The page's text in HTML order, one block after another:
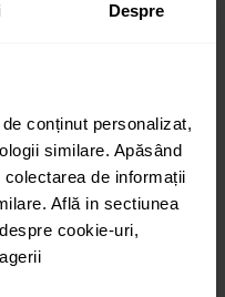
Despre
conținut personalizat,
similare. Apăsând
de informații
Află in sectiunea
cookie-uri,